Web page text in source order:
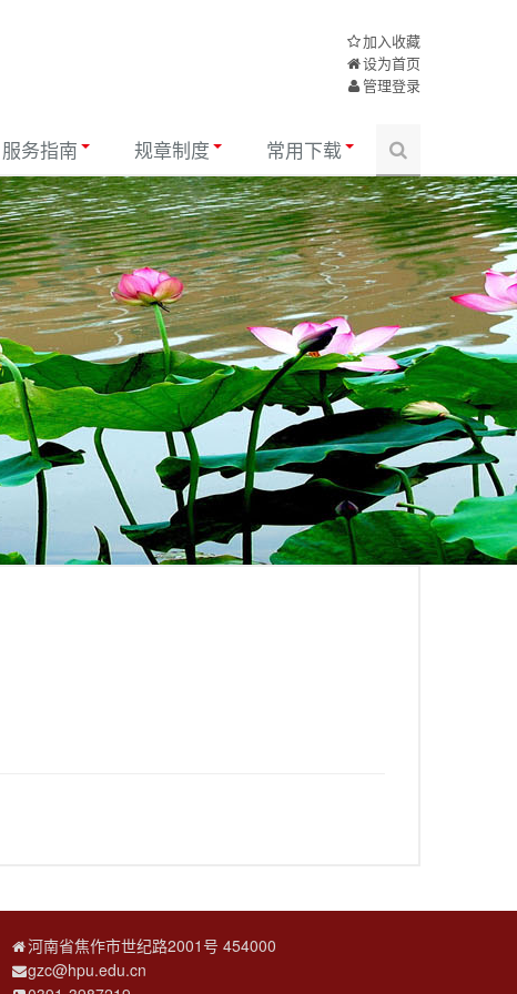
加入收藏
设为首页
管理登录
服务指南 规章制度 常用下载
河南省焦作市世纪路2001号 454000
gzc@hpu.edu.cn